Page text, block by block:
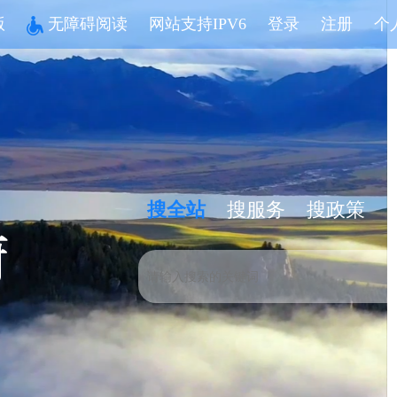
无障碍阅读 网站支持IPV6 登录 注册 个
搜全站 搜服务 搜政策